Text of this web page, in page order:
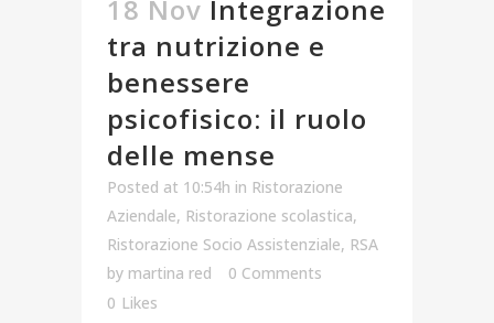
18 Nov Integrazione
tra nutrizione e
benessere
psicofisico: il ruolo
delle mense
Posted at 10:54h in Ristorazione
Aziendale, Ristorazione scolastica,
Ristorazione Socio Assistenziale, RSA
by martina red
0 Comments
0 Likes